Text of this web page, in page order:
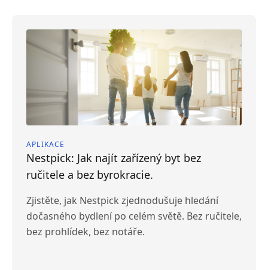
APLIKACE
Nestpick: Jak najít zařízený byt bez
ručitele a bez byrokracie.
Zjistěte, jak Nestpick zjednodušuje hledání
dočasného bydlení po celém světě. Bez ručitele,
bez prohlídek, bez notáře.